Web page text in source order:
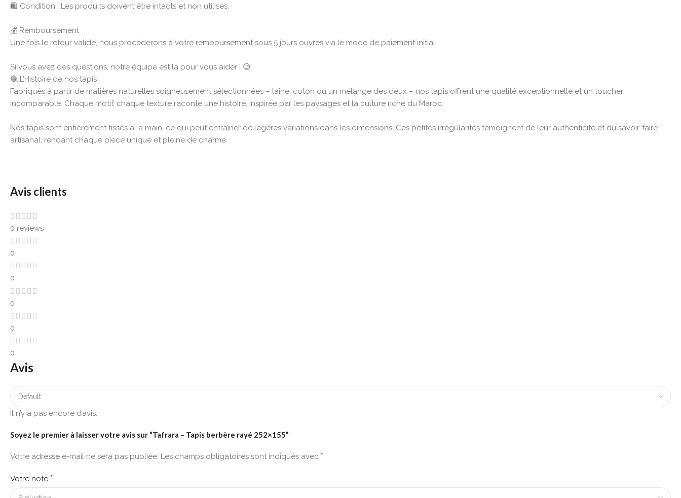
🛍️ Condition : Les produits doivent être intacts et non utilisés.
💰 Remboursement
Une fois le retour validé, nous procéderons à votre remboursement sous 5 jours ouvrés via le mode de paiement initial.
Si vous avez des questions, notre équipe est là pour vous aider ! 😊
🧶 L’Histoire de nos tapis
Fabriqués à partir de matières naturelles soigneusement sélectionnées – laine, coton ou un mélange des deux – nos tapis offrent une qualité exceptionnelle et un toucher
incomparable. Chaque motif, chaque texture raconte une histoire, inspirée par les paysages et la culture riche du Maroc.
Nos tapis sont entièrement tissés à la main, ce qui peut entraîner de légères variations dans les dimensions. Ces petites irrégularités témoignent de leur authenticité et du savoir-faire
artisanal, rendant chaque pièce unique et pleine de charme.
Avis clients
0 reviews
0
0
0
0
0
Avis
Il n’y a pas encore d’avis.
Soyez le premier à laisser votre avis sur “Tafrara – Tapis berbère rayé 252×155”
Votre adresse e-mail ne sera pas publiée. Les champs obligatoires sont indiqués avec *
Votre note *